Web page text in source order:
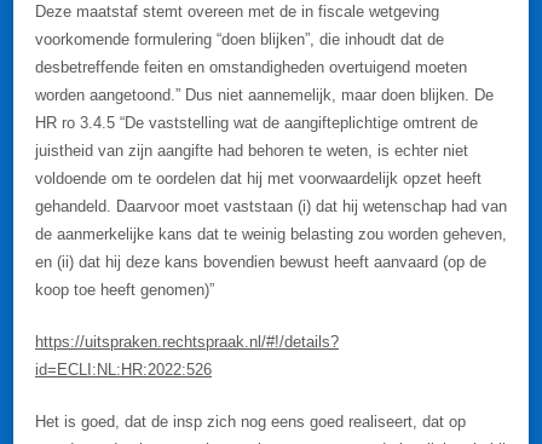
Deze maatstaf stemt overeen met de in fiscale wetgeving
voorkomende formulering “doen blijken”, die inhoudt dat de
desbetreffende feiten en omstandigheden overtuigend moeten
worden aangetoond.” Dus niet aannemelijk, maar doen blijken. De
HR ro 3.4.5 “De vaststelling wat de aangifteplichtige omtrent de
juistheid van zijn aangifte had behoren te weten, is echter niet
voldoende om te oordelen dat hij met voorwaardelijk opzet heeft
gehandeld. Daarvoor moet vaststaan (i) dat hij wetenschap had van
de aanmerkelijke kans dat te weinig belasting zou worden geheven,
en (ii) dat hij deze kans bovendien bewust heeft aanvaard (op de
koop toe heeft genomen)”
https://uitspraken.rechtspraak.nl/#!/details?
id=ECLI:NL:HR:2022:526
Het is goed, dat de insp zich nog eens goed realiseert, dat op